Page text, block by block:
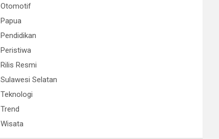
Otomotif
Papua
Pendidikan
Peristiwa
Rilis Resmi
Sulawesi Selatan
Teknologi
Trend
Wisata